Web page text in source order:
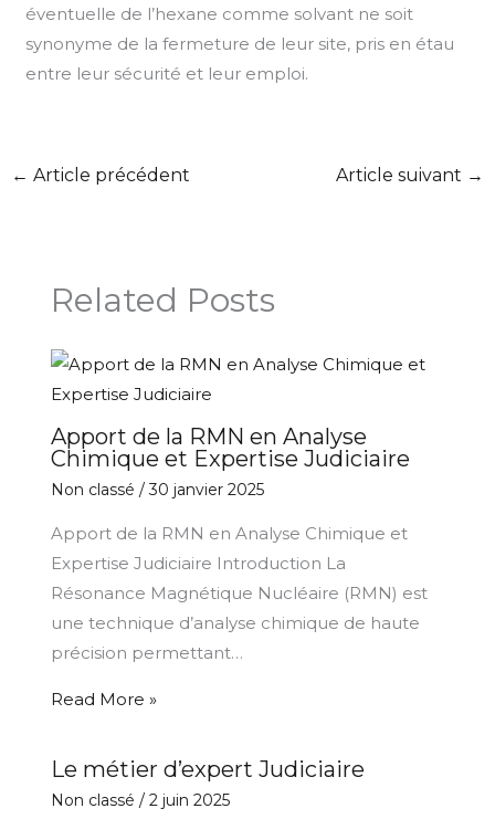
éventuelle de l’hexane comme solvant ne soit
synonyme de la fermeture de leur site, pris en étau
entre leur sécurité et leur emploi.
← Article précédent Article suivant →
Related Posts
Apport de la RMN en Analyse
Chimique et Expertise Judiciaire
Non classé /30 janvier 2025
Apport de la RMN en Analyse Chimique et
Expertise Judiciaire Introduction La
Résonance Magnétique Nucléaire (RMN) est
une technique d’analyse chimique de haute
précision permettant…
Read More »
Le métier d’expert Judiciaire
Non classé / 2 juin 2025